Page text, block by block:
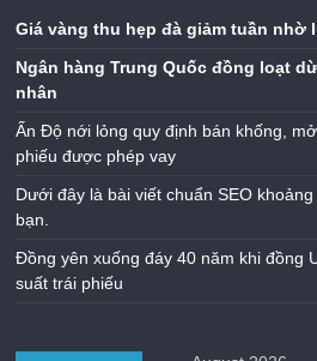
Giá vàng thu hẹp đà giảm tuần nhờ
Ngân hàng Trung Quốc đồng loạt
nhân
Ấn Độ nới lỏng quy định bán khống,
phiếu được phép vay
Dưới đây là bài viết chuẩn SEO
bạn.
Đồng yên xuống đáy 40 năm khi đồng
suất trái phiếu